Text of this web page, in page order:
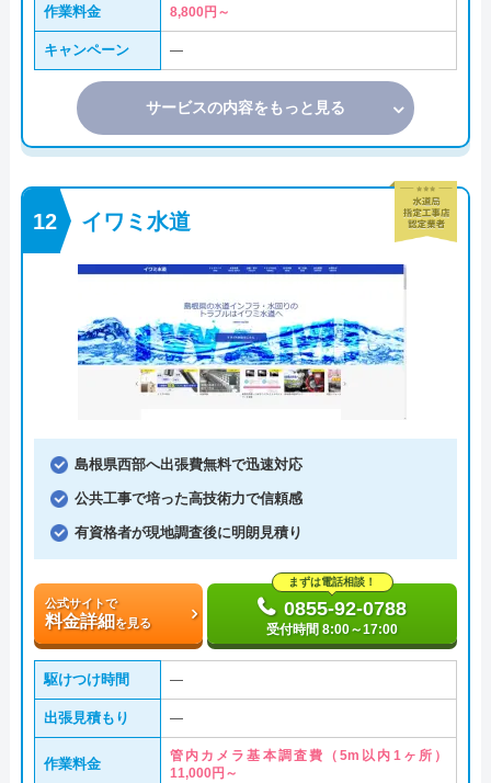
作業料金 8,800円～
キャンペーン ―
サービスの内容をもっと見る
イワミ水道
島根県西部へ出張費無料で迅速対応
公共工事で培った高技術力で信頼感
有資格者が現地調査後に明朗見積り
公式サイトで
料金詳細を見る
まずは電話相談！
0855-92-0788
受付時間 8:00～17:00
駆けつけ時間 ―
出張見積もり ―
作業料金
管内カメラ基本調査費（5m以内1ヶ所）
11,000円～